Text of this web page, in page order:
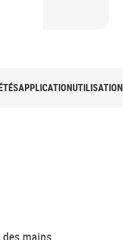
APPLICATIONUTILISATION
mains